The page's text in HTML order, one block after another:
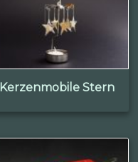
Kerzenmobile Stern